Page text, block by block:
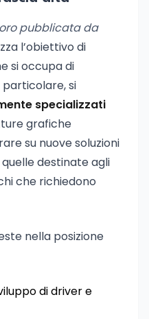
pubblicata da
l’obiettivo di
si occupa di
particolare, si
specializzati
grafiche
su nuove soluzioni
quelle destinate agli
che richiedono
nella posizione
di driver e